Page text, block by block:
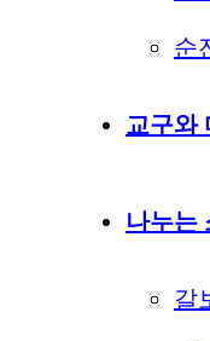
순
교구와
나누는
갈